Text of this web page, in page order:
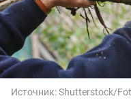
Источник:Shutterstock/